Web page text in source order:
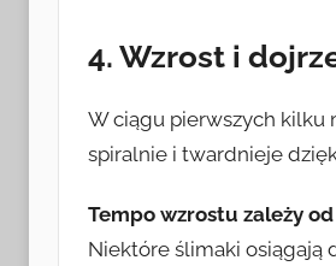
4. Wzrost i
W ciągu pierwszych kilku
spiralnie i twardnieje
Tempo wzrostu zależy
Niektóre ślimaki osiągają